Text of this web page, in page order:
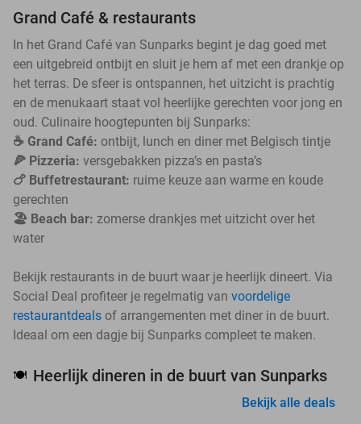
Grand Café & restaurants
In het Grand Café van Sunparks begint je dag goed met
een uitgebreid ontbijt en sluit je hem af met een drankje op
het terras. De sfeer is ontspannen, het uitzicht is prachtig
en de menukaart staat vol heerlijke gerechten voor jong en
oud. Culinaire hoogtepunten bij Sunparks:
☕️ Grand Café: ontbijt, lunch en diner met Belgisch tintje
🍕 Pizzeria: versgebakken pizza’s en pasta’s
🍗 Buffetrestaurant: ruime keuze aan warme en koude
gerechten
🏖️ Beach bar: zomerse drankjes met uitzicht over het
water
Bekijk restaurants in de buurt waar je heerlijk dineert. Via
Social Deal profiteer je regelmatig van voordelige
restaurantdeals of arrangementen met diner in de buurt.
Ideaal om een dagje bij Sunparks compleet te maken.
🍽️ Heerlijk dineren in de buurt van Sunparks
Bekijk alle deals